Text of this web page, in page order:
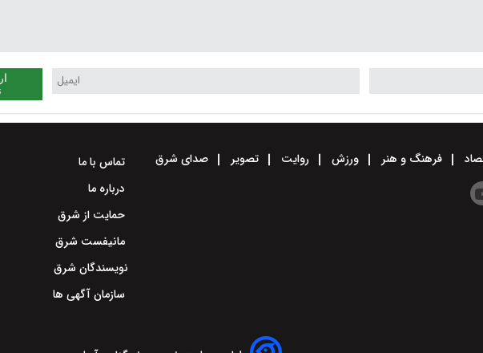
فرهنگ و هنر ورزش روایت تصویر صدای شرق
تماس با ما
درباره ما
حمایت از شرق
مانیفست شرق
نویسندگان شرق
سازمان آگهی ها